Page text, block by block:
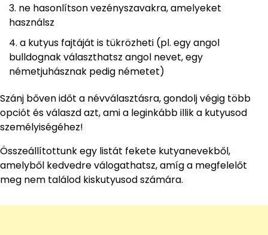
ne hasonlítson vezényszavakra, amelyeket
használsz
a kutyus fajtáját is tükrözheti (pl. egy angol
bulldognak választhatsz angol nevet, egy
németjuhásznak pedig németet)
Szánj bőven időt a névválasztásra, gondolj végig több
opciót és válaszd azt, ami a leginkább illik a kutyusod
személyiségéhez!
Összeállítottunk egy listát fekete kutyanevekből,
amelyből kedvedre válogathatsz, amíg a megfelelőt
meg nem találod kiskutyusod számára.